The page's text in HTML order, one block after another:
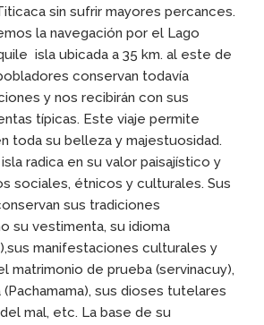
sin sufrir mayores percances.
la navegación por el Lago
isla ubicada a 35 km. al este de
conservan todavía
y nos recibirán con sus
típicas. Este viaje permite
toda su belleza y majestuosidad.
radica en su valor paisajístico y
sociales, étnicos y culturales. Sus
sus tradiciones
su vestimenta, su idioma
manifestaciones culturales y
matrimonio de prueba (servinacuy),
sus dioses tutelares
mal, etc. La base de su